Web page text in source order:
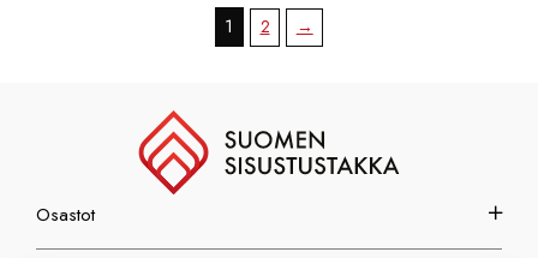
1 2 →
Osastot